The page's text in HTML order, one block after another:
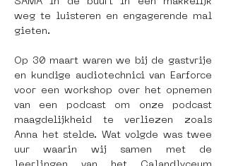
SAMA in de buurt in een makkelijk
weg te luisteren en engagerende mal
gieten.
Op 30 maart waren we bij de gastvrije
en kundige audiotechnici van Earforce
voor een workshop over het opnemen
van een podcast om onze podcast
maagdelijkheid te verliezen zoals
Anna het stelde. Wat volgde was twee
uur waarin wij samen met de